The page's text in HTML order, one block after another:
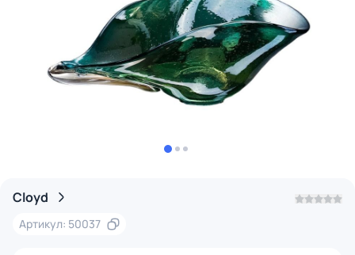
Cloyd
Артикул: 50037